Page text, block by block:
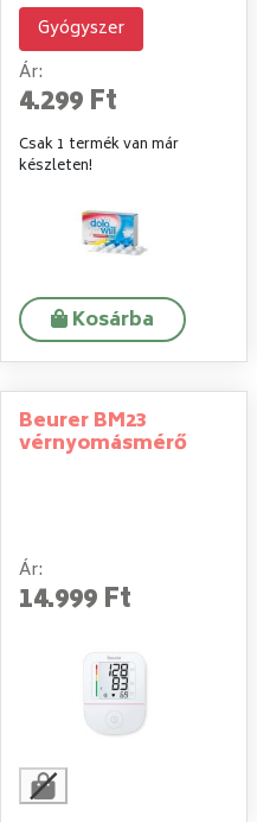
Gyógyszer
Ár:
4.299 Ft
Csak 1 termék van már
készleten!
Kosárba
Beurer BM23
vérnyomásmérő
Ár:
14.999 Ft